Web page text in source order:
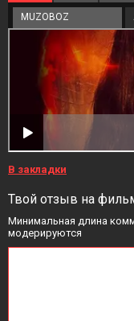
MUZOBOZ
В закладки
Твой отзыв на
Минимальная длина
модерируются